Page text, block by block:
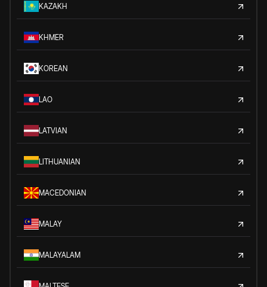
KAZAKH
KHMER
KOREAN
LAO
LATVIAN
LITHUANIAN
MACEDONIAN
MALAY
MALAYALAM